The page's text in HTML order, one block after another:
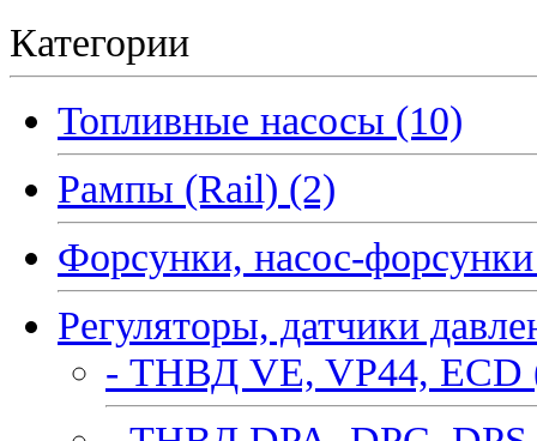
Категории
Топливные насосы (10)
Рампы (Rail) (2)
Форсунки, насос-
Регуляторы, датчики
- ТНВД VE, VP44, ECD